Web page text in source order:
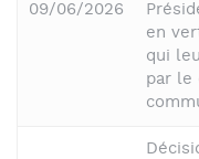
09/06/2026
en
qui
par le